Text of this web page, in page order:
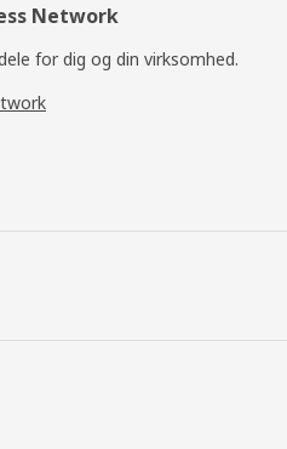
Network
for dig og din virksomhed.